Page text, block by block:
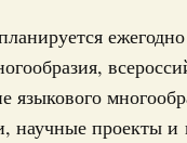
языкового
научные проекты и
граждан
субъектов